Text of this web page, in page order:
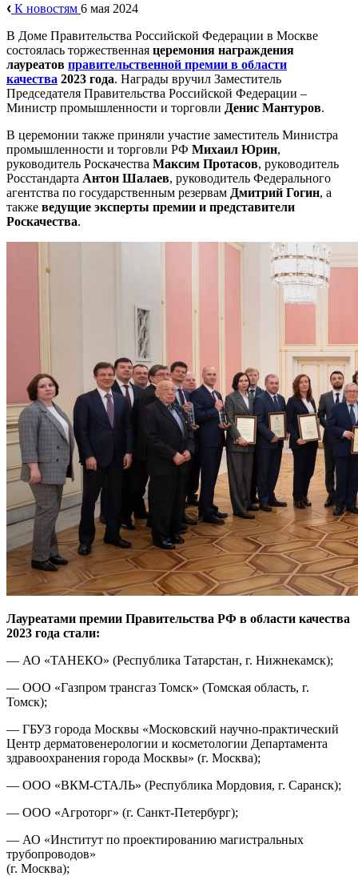
К новостям 6 мая 2024
В Доме Правительства Российской Федерации в Москве
состоялась торжественная церемония награждения
лауреатов правительственной премии в области
качества 2023 года. Награды вручил Заместитель
Председателя Правительства Российской Федерации –
Министр промышленности и торговли Денис Мантуров.
В церемонии также приняли участие заместитель Министра
промышленности и торговли РФ Михаил Юрин,
руководитель Роскачества Максим Протасов, руководитель
Росстандарта Антон Шалаев, руководитель Федерального
агентства по государственным резервам Дмитрий Гогин, а
также ведущие эксперты премии и представители
Роскачества.
Лауреатами премии Правительства РФ в области качества
2023 года стали:
— АО «ТАНЕКО» (Республика Татарстан, г. Нижнекамск);
— ООО «Газпром трансгаз Томск» (Томская область, г.
Томск);
— ГБУЗ города Москвы «Московский научно-практический
Центр дерматовенерологии и косметологии Департамента
здравоохранения города Москвы» (г. Москва);
— ООО «ВКМ-СТАЛЬ» (Республика Мордовия, г. Саранск);
— ООО «Агроторг» (г. Санкт-Петербург);
— АО «Институт по проектированию магистральных
трубопроводов»
(г. Москва);